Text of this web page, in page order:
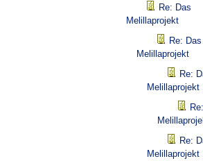
Re: Das
Melillaprojekt
Re: Das
Melillaprojekt
Re:
Melillaprojekt
Re:
Melillaprojekt